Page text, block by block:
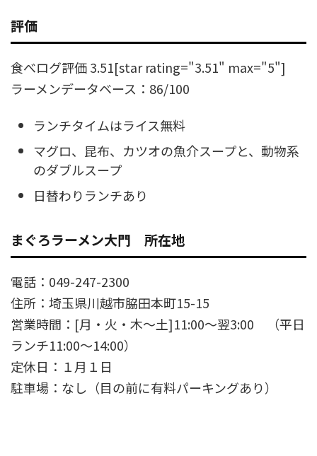
評価
食べログ評価 3.51[star rating="3.51" max="5"]
ラーメンデータベース：86/100
ランチタイムはライス無料
マグロ、昆布、カツオの魚介スープと、動物系
のダブルスープ
日替わりランチあり
まぐろラーメン大門 所在地
電話：049-247-2300
住所：埼玉県川越市脇田本町15-15
営業時間：[月・火・木～土]11:00～翌3:00 （平日
ランチ11:00〜14:00）
定休日：１月１日
駐車場：なし（目の前に有料パーキングあり）